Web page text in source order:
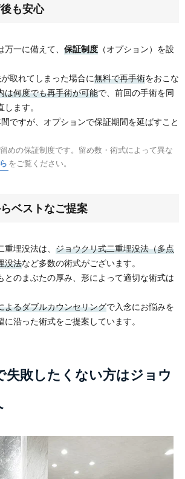
も安心
一に備えて、 保証制度 （オプション）を設
取れてしまった場合に無料で再手術をおこな
は何度でも再手術が可能で、前回の手術を同
ます。
ですが、オプションで保証期間を延ばすこと
めの保証制度です。留め数・術式によって異な
をご覧ください。
ベストなご提案
埋没法は、 ジョウクリ式二重埋没法（多点
没法など多数の術式がございます。
とのまぶたの厚み、形によって適切な術式は
よるダブルカウンセリングで入念にお悩みを
沿った術式をご提案しています。
失敗したくない方はジョウ